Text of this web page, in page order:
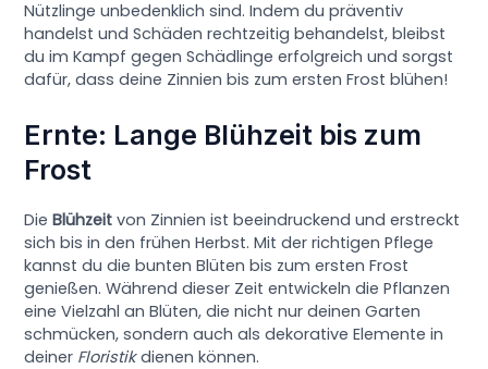
Nützlinge unbedenklich sind. Indem du präventiv
handelst und Schäden rechtzeitig behandelst, bleibst
du im Kampf gegen Schädlinge erfolgreich und sorgst
dafür, dass deine Zinnien bis zum ersten Frost blühen!
Ernte: Lange Blühzeit bis zum
Frost
DieBlühzeit von Zinnien ist beeindruckend und erstreckt
sich bis in den frühen Herbst. Mit der richtigen Pflege
kannst du die bunten Blüten bis zum ersten Frost
genießen. Während dieser Zeit entwickeln die Pflanzen
eine Vielzahl an Blüten, die nicht nur deinen Garten
schmücken, sondern auch als dekorative Elemente in
deiner Floristikdienen können.